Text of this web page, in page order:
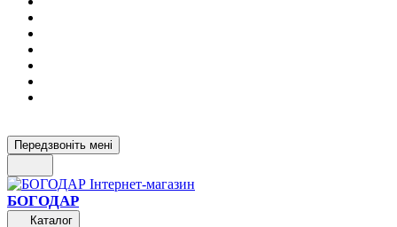
Передзвоніть мені
БОГОДАР
Каталог